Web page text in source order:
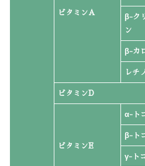
ビタミンA
β-ク
ン
β-カ
レチ
ビタミンD
ビタミンE
α-ト
β-ト
γ-ト